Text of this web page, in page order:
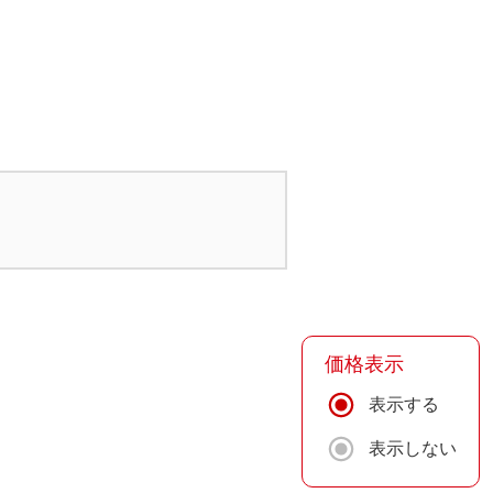
価格表示
表示する
表示しない